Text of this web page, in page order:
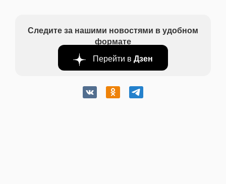
Следите за нашими новостями в удобном
формате
Перейти в Дзен